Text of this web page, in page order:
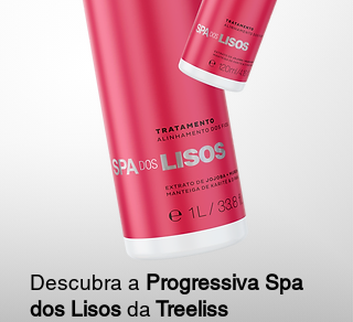
Descubra a Progressiva Spa
dos Lisos da Treeliss